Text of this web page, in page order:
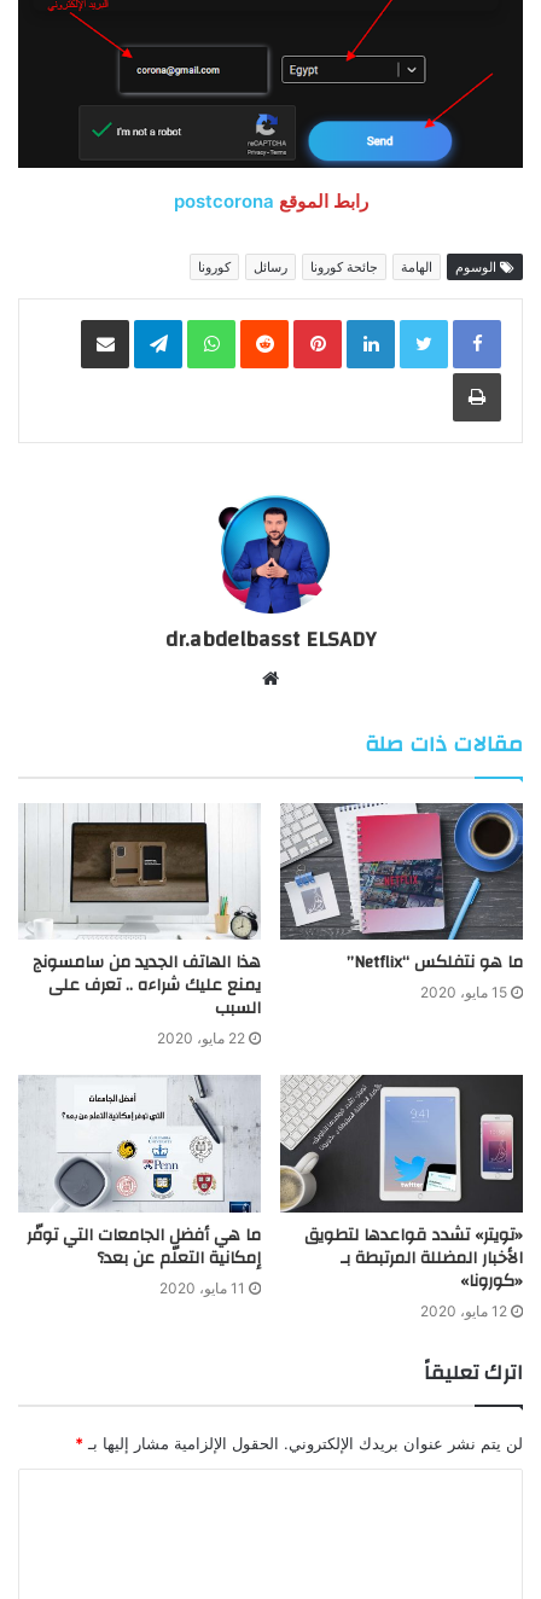
رابط الموقع postcorona
الوسوم الهامة جائحة كورونا رسائل كورونا
LinkedIn
Pinterest
WhatsApp
Telegramمشاركة عبر البريد
طباعة
dr.abdelbasst ELSADY
مقالات ذات صلة
ما هو نتفلكس “Netflix”
15 مايو، 2020
هذا الهاتف الجديد من سامسونج
يمنع عليك شراءه .. تعرف على
السبب
22 مايو، 2020
«تويتر» تشدد قواعدها لتطويق
الأخبار المضللة المرتبطة بـ
«كورونا»
12 مايو، 2020
ما هي أفضل الجامعات التي توفّر
إمكانية التعلّم عن بعد؟
11 مايو، 2020
اترك تعليقاً
لن يتم نشر عنوان بريدك الإلكتروني. الحقول الإلزامية مشار إليها بـ *